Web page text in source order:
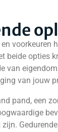
voorkeuren
beide opties
van
van jouw
pand, een